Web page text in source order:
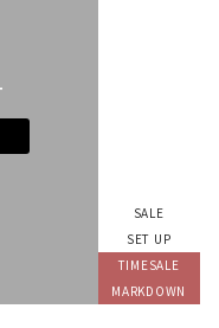
SALE
SET UP
TIMESALE
MARKDOWN